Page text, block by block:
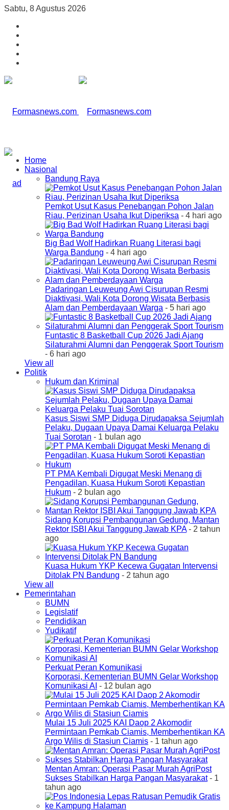
Sabtu, 8 Agustus 2026
Home
Nasional
Bandung Raya
Pemkot Usut Kasus Penebangan Pohon Jalan
Riau, Perizinan Usaha Ikut Diperiksa - 4 hari ago
Big Bad Wolf Hadirkan Ruang Literasi bagi
Warga Bandung - 4 hari ago
Padaringan Leuweung Awi Cisurupan Resmi
Diaktivasi, Wali Kota Dorong Wisata Berbasis
Alam dan Pemberdayaan Warga - 5 hari ago
Funtastic 8 Basketball Cup 2026 Jadi Ajang
Silaturahmi Alumni dan Penggerak Sport Tourism
- 6 hari ago
View all
Politik
Hukum dan Kriminal
Kasus Siswi SMP Diduga Dirudapaksa Sejumlah
Pelaku, Dugaan Upaya Damai Keluarga Pelaku
Tuai Sorotan - 1 bulan ago
PT PMA Kembali Digugat Meski Menang di
Pengadilan, Kuasa Hukum Soroti Kepastian
Hukum - 2 bulan ago
Sidang Korupsi Pembangunan Gedung, Mantan
Rektor ISBI Akui Tanggung Jawab KPA- 2 tahun
ago
Kuasa Hukum YKP Kecewa Gugatan Intervensi
Ditolak PN Bandung - 2 tahun ago
View all
Pemerintahan
BUMN
Legislatif
Pendidikan
Yudikatif
Perkuat Peran Komunikasi
Korporasi, Kementerian BUMN Gelar Workshop
Komunikasi AI - 12 bulan ago
Mulai 15 Juli 2025 KAI Daop 2 Akomodir
Permintaan Pemkab Ciamis, Memberhentikan KA
Argo Wilis di Stasiun Ciamis - 1 tahun ago
Mentan Amran: Operasi Pasar Murah AgriPost
Sukses Stabilkan Harga Pangan Masyarakat- 1
tahun ago